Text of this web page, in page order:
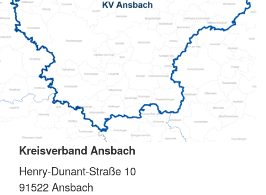
Kreisverband Ansbach
Henry-Dunant-Straße 10
91522Ansbach